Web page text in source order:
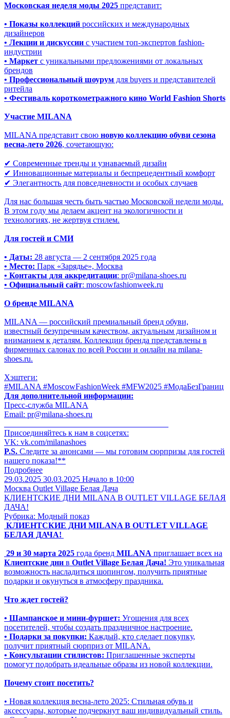
Московская неделя моды 2025 представит:
• Показы коллекций российских и международных
дизайнеров
• Лекции и дискуссии с участием топ-экспертов fashion-
индустрии
• Маркет с уникальными предложениями от локальных
брендов
• Профессиональный шоурум для buyers и представителей
ритейла
• Фестиваль короткометражного кино World Fashion Shorts
Участие MILANA
MILANA представит свою новую коллекцию обуви сезона
весна-лето 2026, сочетающую:
✔ Современные тренды и узнаваемый дизайн
✔ Инновационные материалы и беспрецедентный комфорт
✔ Элегантность для повседневности и особых случаев
Для нас большая честь быть частью Московской недели моды.
В этом году мы делаем акцент на экологичности и
технологиях, не жертвуя стилем.
Для гостей и СМИ
• Даты: 28 августа — 2 сентября 2025 года
• Место: Парк «Зарядье», Москва
• Контакты для аккредитации: pr@milana-shoes.ru
• Официальный сайт: moscowfashionweek.ru
О бренде MILANA
MILANA — российский премиальный бренд обуви,
известный безупречным качеством, актуальным дизайном и
вниманием к деталям. Коллекции бренда представлены в
фирменных салонах по всей России и онлайн на milana-
shoes.ru.
Хэштеги:
#MILANA #MoscowFashionWeek #MFW2025 #МодаБезГраниц
Для дополнительной информации:
Пресс-служба MILANA
Email: pr@milana-shoes.ru
Присоединяйтесь к нам в соцсетях:
VK: vk.com/milanashoes
P.S. Следите за анонсами — мы готовим сюрпризы для гостей
нашего показа!**
Подробнее
29.03.2025 30.03.2025 Начало в 10:00
Москва Outlet Village Белая Дача
КЛИЕНТСКИЕ ДНИ MILANA В OUTLET VILLAGE БЕЛАЯ
ДАЧА!
Рубрика: Модный показ
КЛИЕНТСКИЕ ДНИ MILANA В OUTLET VILLAGE
БЕЛАЯ ДАЧА!
29 и 30 марта 2025 года бренд MILANA приглашает всех на
Клиентские дни в Outlet Village Белая Дача! Это уникальная
возможность насладиться шопингом, получить приятные
подарки и окунуться в атмосферу праздника.
Что ждет гостей?
• Шампанское и мини-фуршет: Угощения для всех
посетителей, чтобы создать праздничное настроение.
• Подарки за покупки: Каждый, кто сделает покупку,
получит приятный сюрприз от MILANA.
• Консультации стилистов: Приглашенные эксперты
помогут подобрать идеальные образы из новой коллекции.
Почему стоит посетить?
• Новая коллекция весна-лето 2025: Стильная обувь и
аксессуары, которые подчеркнут ваш индивидуальный стиль.